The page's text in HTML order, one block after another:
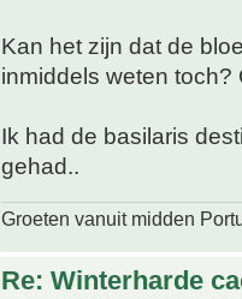
Kan het zijn dat de
inmiddels weten
Ik had de basilaris
gehad..
Groeten vanuit midden
Re: Winterharde